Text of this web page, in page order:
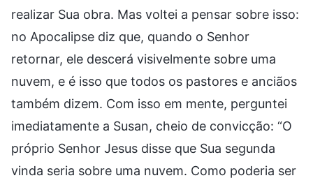
realizar Sua obra. Mas voltei a pensar sobre isso:
no Apocalipse diz que, quando o Senhor
retornar, ele descerá visivelmente sobre uma
nuvem, e é isso que todos os pastores e anciãos
também dizem. Com isso em mente, perguntei
imediatamente a Susan, cheio de convicção: “O
próprio Senhor Jesus disse que Sua segunda
vinda seria sobre uma nuvem. Como poderia ser